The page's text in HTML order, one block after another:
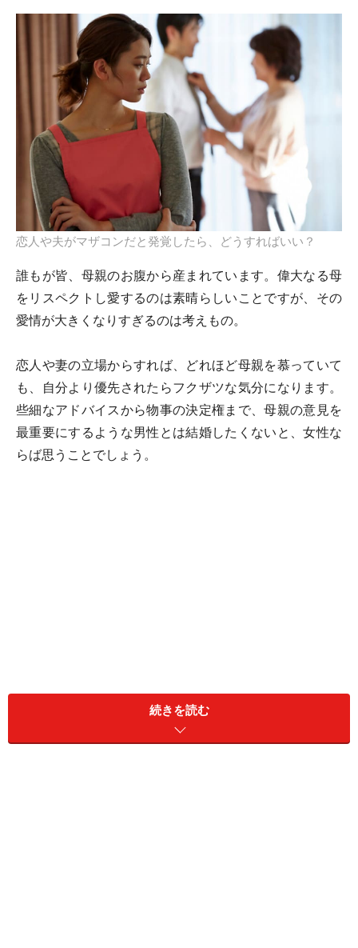
恋人や夫がマザコンだと発覚したら、どうすればいい？
誰もが皆、母親のお腹から産まれています。偉大なる母
をリスペクトし愛するのは素晴らしいことですが、その
愛情が大きくなりすぎるのは考えもの。
恋人や妻の立場からすれば、どれほど母親を慕っていて
も、自分より優先されたらフクザツな気分になります。
些細なアドバイスから物事の決定権まで、母親の意見を
最重要にするような男性とは結婚したくないと、女性な
らば思うことでしょう。
家族との関係性は、プライバシーの中でも特にデリケー
続きを読む